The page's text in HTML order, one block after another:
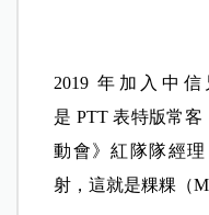
2019 年加入中信
是 PTT 表特版常
動會》紅隊隊經
射，這就是粿粿（